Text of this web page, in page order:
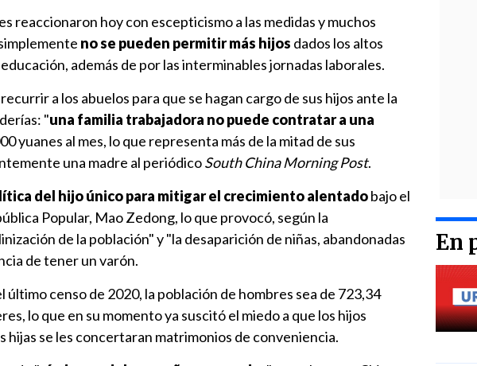
En
reaccionaron hoy con escepticismo a las medidas y muchos
no se pueden permitir más hijos dados los altos
además de por las interminables jornadas laborales.
a los abuelos para que se hagan cargo de sus hijos ante la
"una familia trabajadora no puede contratar a una
yuanes al mes, lo que representa más de la mitad de sus
una madre al periódicoSouth China Morning Post.
del hijo único para mitigar el crecimiento alentadobajo el
Popular, Mao Zedong, lo que provocó, según la
de la población" y "la desaparición de niñas, abandonadas
de tener un varón.
último censo de 2020, la población de hombres sea de 723,34
lo que en su momento ya suscitó el miedo a que los hijos
hijas se les concertaran matrimonios de conveniencia.